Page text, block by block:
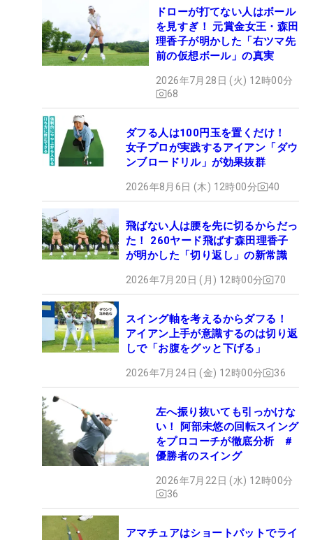
ドローが打てない人はボール
を見すぎ！ 元賞金女王・森田
理香子が明かした「右ツマ先
前の仮想ボール」の真実
2026年7月28日 (火) 12時00分
68
ダフる人は100円玉を置くだけ！
女子プロが実践するアイアン「ダウ
ンブロードリル」が効果抜群
2026年8月6日 (木) 12時00分 40
飛ばない人は腰を先に切るからだっ
た！ 260ヤード飛ばす森田理香子
が明かした「切り返し」の新常識
2026年7月20日 (月) 12時00分 70
スイング軸を考えるからダフる！
アイアン上手が意識するのは切り返
しで「お腹をグッと下げる」
2026年7月24日 (金) 12時00分 36
左へ振り抜いても引っかけな
い！ 阿部未悠の回転スイング
をプロコーチが徹底分析 #
優勝者のスイング
2026年7月22日 (水) 12時00分
36
アマチュアはショートパットでライ